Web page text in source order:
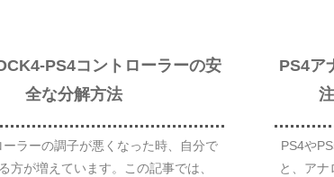
PS4コントローラーの安
全な分解方法
ーラーの調子が悪くなった時、自分で
方が増えています。この記事では、
PS4ア
PS4や
と、ア